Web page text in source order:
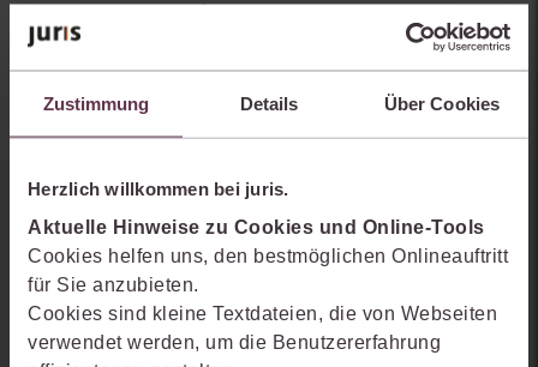
Zustimmung Details Über Cookies
Herzlich willkommen bei juris.
Aktuelle Hinweise zu Cookies und Online-Tools
Cookies helfen uns, den bestmöglichen Onlineauftritt
für Sie anzubieten.
Cookies sind kleine Textdateien, die von Webseiten
verwendet werden, um die Benutzererfahrung
Dr. rer. nat. Uta Wegewitz
Dr. PH David Beck
Sie kennen juris noch nicht?
Erhalten Sie einen Einblick, wie juris das Rechts- und
Praxiswissensmanagement der Zukunft gestaltet, welche
Möglichkeiten Ihnen das juris Portal bietet und wie mit juris Ihre
Arbeitsprozesse einfacher und effizienter werden.